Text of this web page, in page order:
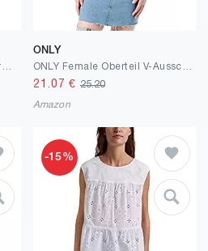
Mountain Warehouse Petra Ärmelloses Damenhemd - Sommeroberteil aus 100% Baumwolle, leichtes Damenhemd, atmungsaktive und waschmaschinenfeste Bluse
ONLY
21.07 € 25.20
Amazon
-15%